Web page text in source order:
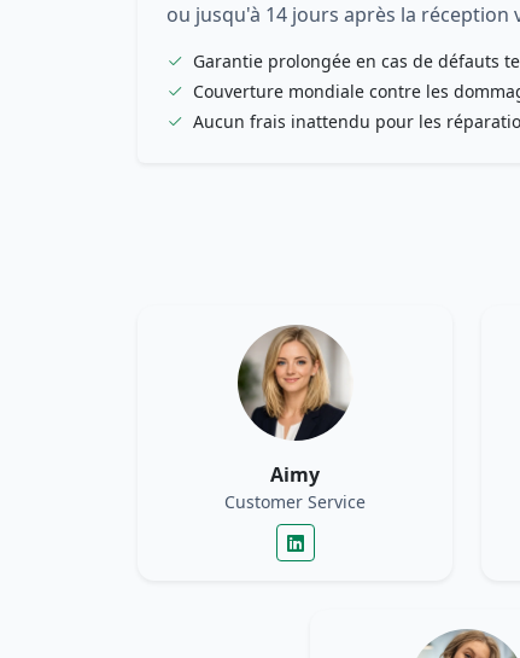
ou jusqu'à 14 jours après la réception
Garantie prolongée en cas de défauts
Couverture mondiale contre les
Aucun frais inattendu pour les
Aimy
Customer Service